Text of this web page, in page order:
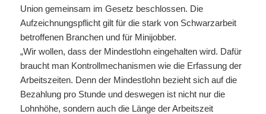
Union gemeinsam im Gesetz beschlossen. Die
Aufzeichnungspflicht gilt für die stark von Schwarzarbeit
betroffenen Branchen und für Minijobber.
„Wir wollen, dass der Mindestlohn eingehalten wird. Dafür
braucht man Kontrollmechanismen wie die Erfassung der
Arbeitszeiten. Denn der Mindestlohn bezieht sich auf die
Bezahlung pro Stunde und deswegen ist nicht nur die
Lohnhöhe, sondern auch die Länge der Arbeitszeit